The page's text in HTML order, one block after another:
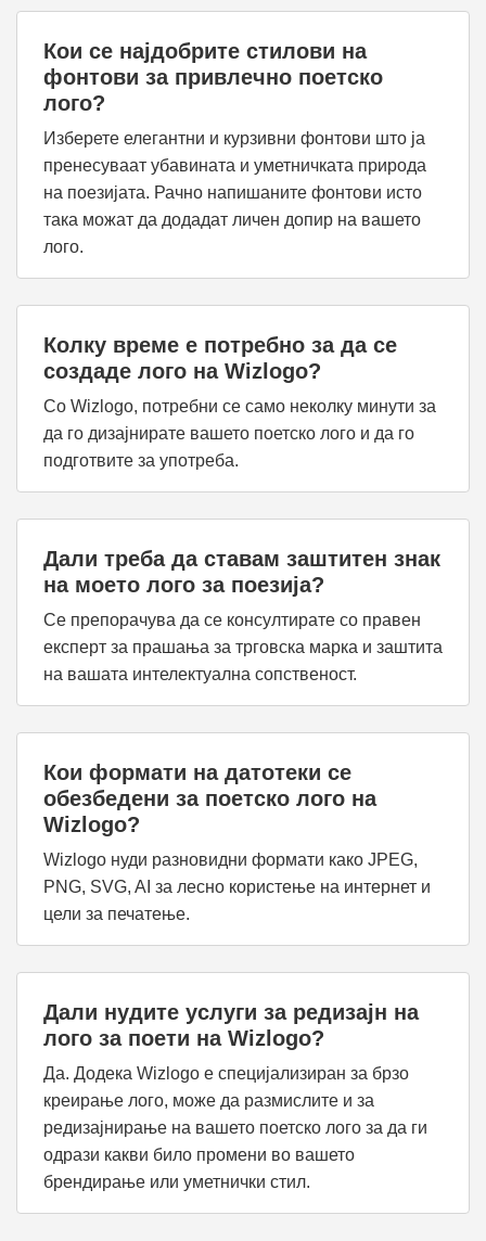
Кои се најдобрите стилови на
фонтови за привлечно поетско
лого?
Изберете елегантни и курзивни фонтови што ја
пренесуваат убавината и уметничката природа
на поезијата. Рачно напишаните фонтови исто
така можат да додадат личен допир на вашето
лого.
Колку време е потребно за да се
создаде лого на Wizlogo?
Со Wizlogo, потребни се само неколку минути за
да го дизајнирате вашето поетско лого и да го
подготвите за употреба.
Дали треба да ставам заштитен знак
на моето лого за поезија?
Се препорачува да се консултирате со правен
експерт за прашања за трговска марка и заштита
на вашата интелектуална сопственост.
Кои формати на датотеки се
обезбедени за поетско лого на
Wizlogo?
Wizlogo нуди разновидни формати како JPEG,
PNG, SVG, AI за лесно користење на интернет и
цели за печатење.
Дали нудите услуги за редизајн на
лого за поети на Wizlogo?
Да. Додека Wizlogo е специјализиран за брзо
креирање лого, може да размислите и за
редизајнирање на вашето поетско лого за да ги
одрази какви било промени во вашето
брендирање или уметнички стил.